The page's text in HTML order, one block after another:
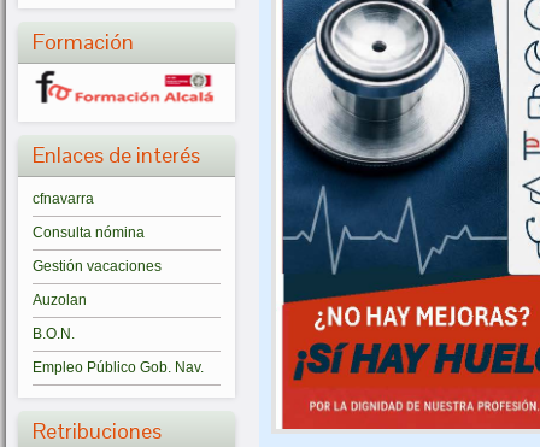
Formación
Enlaces de interés
cfnavarra
Consulta nómina
Gestión vacaciones
Auzolan
B.O.N.
Empleo Público Gob. Nav.
Retribuciones